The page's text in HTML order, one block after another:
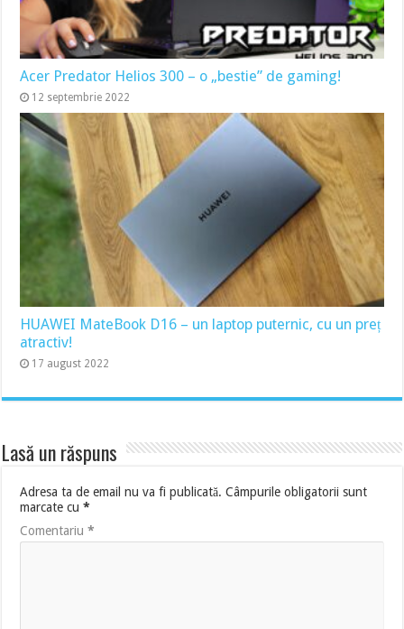
Acer Predator Helios 300 – o „bestie” de gaming!
12 septembrie 2022
HUAWEI MateBook D16 – un laptop puternic, cu un preț
atractiv!
17 august 2022
Lasă un răspuns
Adresa ta de email nu va fi publicată. Câmpurile obligatorii sunt
marcate cu*
Comentariu*